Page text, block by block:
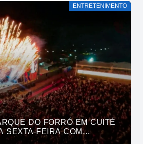
ENTRETENIMENTO
DO FORRÓ EM CUITÉ
SEXTA-FEIRA COM
FLÁVIO JOSÉ E TOCA